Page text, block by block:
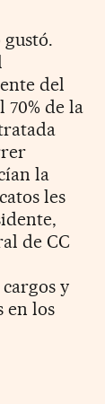
del
de la
la
les
de CC
y
en los